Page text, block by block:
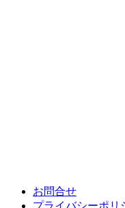
お問合せ
プライバシーポリ